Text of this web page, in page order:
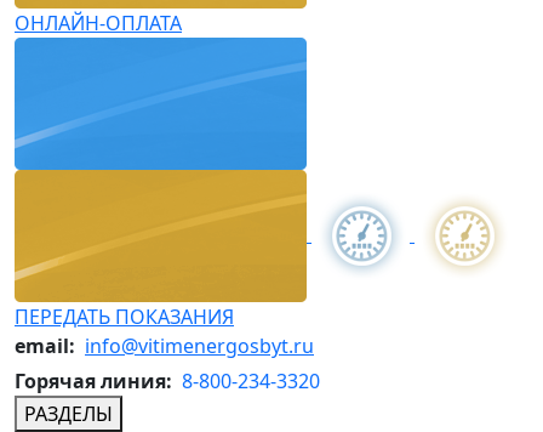
ОНЛАЙН-ОПЛАТА
ПЕРЕДАТЬ ПОКАЗАНИЯ
email: info@vitimenergosbyt.ru
Горячая линия: 8-800-234-3320
РАЗДЕЛЫ